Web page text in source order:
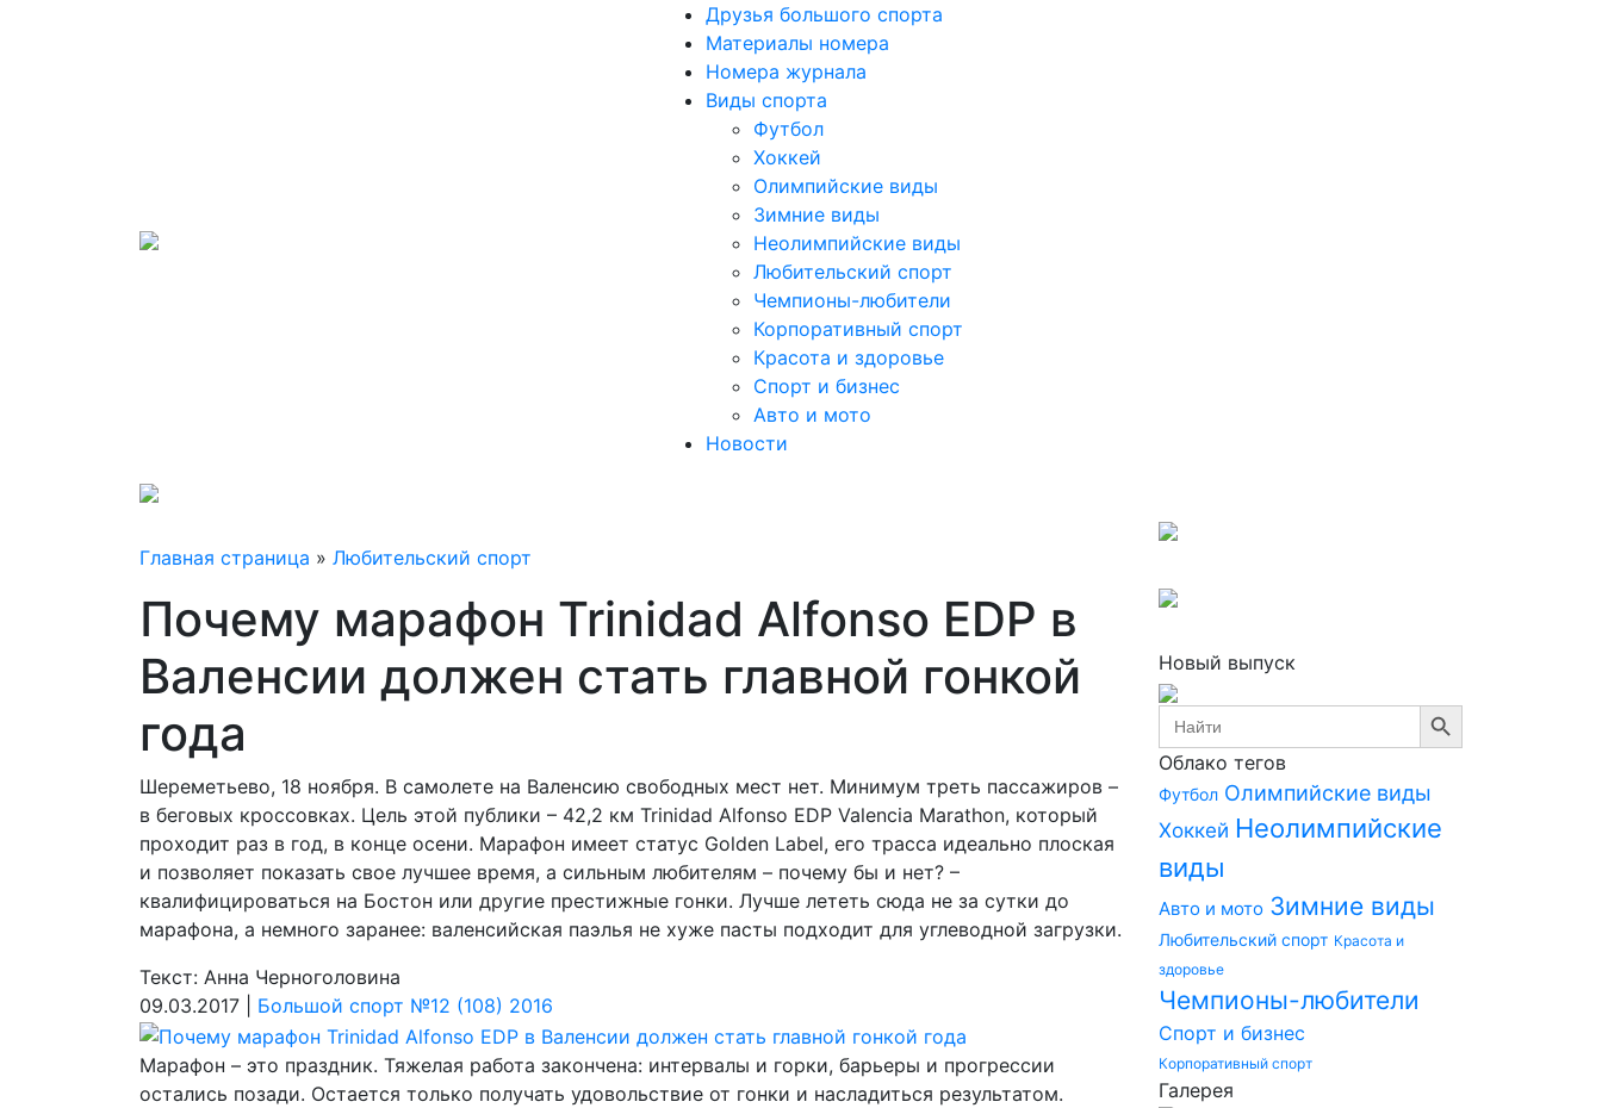
Друзья большого спорта
Материалы номера
Номера журнала
Виды спорта
Футбол
Хоккей
Олимпийские виды
Зимние виды
Неолимпийские виды
Любительский спорт
Чемпионы-любители
Корпоративный спорт
Красота и здоровье
Спорт и бизнес
Авто и мото
Новости
Главная страница » Любительский спорт
Почему марафон Trinidad Alfonso EDP в
Валенсии должен стать главной гонкой
года
Шереметьево, 18 ноября. В самолете на Валенсию свободных мест нет. Минимум треть пассажиров –
в беговых кроссовках. Цель этой публики – 42,2 км Trinidad Alfonso EDP Valencia Marathon, который
проходит раз в год, в конце осени. Марафон имеет статус Golden Label, его трасса идеально плоская
и позволяет показать свое лучшее время, а сильным любителям – почему бы и нет? –
квалифицироваться на Бостон или другие престижные гонки. Лучше лететь сюда не за сутки до
марафона, а немного заранее: валенсийская паэлья не хуже пасты подходит для углеводной загрузки.
Текст: Анна Черноголовина
09.03.2017 | Большой спорт №12 (108) 2016
Марафон – это праздник. Тяжелая работа закончена: интервалы и горки, барьеры и прогрессии
остались позади. Остается только получать удовольствие от гонки и насладиться результатом.
Новый выпуск
Search
for:
Search Button
Облако тегов
Футбол Олимпийские виды
Хоккей Неолимпийские
виды
Авто и мото Зимние виды
Любительский спорт Красота и
здоровье
Чемпионы-любители
Спорт и бизнес
Корпоративный спорт
Галерея